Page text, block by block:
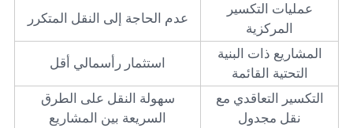
عمليات التكسير
المركزية
عدم الحاجة إلى النقل المتكرر
المشاريع ذات البنية
التحتية القائمة
استثمار رأسمالي أقل
التكسير التعاقدي مع
نقل مجدول
سهولة النقل على الطرق
السريعة بين المشاريع